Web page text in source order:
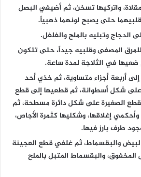
واتركيها تسخن، ثم أضيفي البصل
حتى يصبح لونهما ذهبياً.
الدجاج وتبليه بالملح والفلفل.
المصفى وقلبيه جيداً، حتى تتكون
في الثلاجة لمدة ساعة.
أربعة أجزاء متساوية، ثم خذي أحد
على شكل أسطوانة، ثم قطعيها إلى قطع
الصغيرة على شكل دائرة مسطحة، ثم
وأحكمي إغلاقها، وشكليها كثمرة الأجاص،
طرف بارز فيها.
والبقسماط، ثم غلفي قطع العجينة
والبقسماط المتبل بالملح